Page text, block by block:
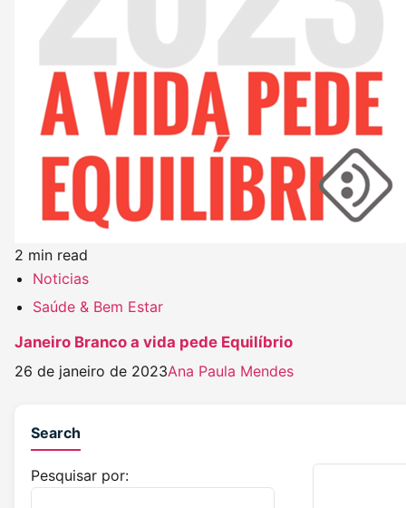
2 min read
Noticias
Saúde & Bem Estar
Janeiro Branco a vida pede Equilíbrio
26 de janeiro de 2023Ana Paula Mendes
Search
Pesquisar por: